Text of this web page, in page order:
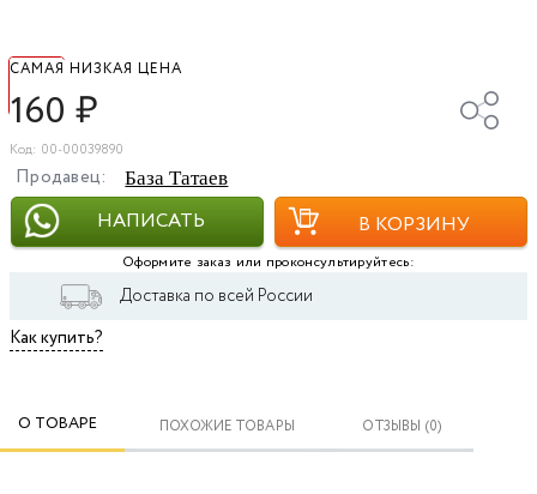
САМАЯ НИЗКАЯ ЦЕНА
160 ₽
Код: 00-00039890
Продавец: База Татаев
НАПИСАТЬ В КОРЗИНУ
Оформите заказ или проконсультируйтесь:
Доставка по всей России
Как купить?
О ТОВАРЕ ПОХОЖИЕ ТОВАРЫ ОТЗЫВЫ (0)